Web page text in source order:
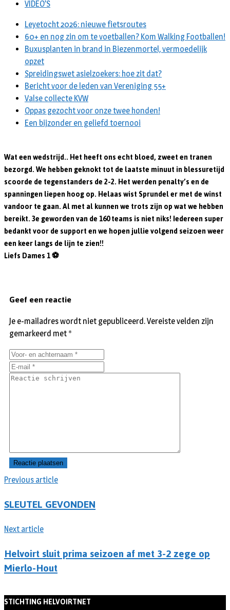
VIDEO’S
Leyetocht 2026: nieuwe fietsroutes
60+ en nog zin om te voetballen? Kom Walking Footballen!
Buxusplanten in brand in Biezenmortel, vermoedelijk
opzet
Spreidingswet asielzoekers: hoe zit dat?
Bericht voor de leden van Vereniging 55+
Valse collecte KVW
Oppas gezocht voor onze twee honden!
Een bijzonder en geliefd toernooi
Wat een wedstrijd.. Het heeft ons echt bloed, zweet en tranen
bezorgd. We hebben geknokt tot de laatste minuut in blessuretijd
scoorde de tegenstanders de 2-2. Het werden penalty’s en de
spanningen liepen hoog op. Helaas wist Sprundel er met de winst
vandoor te gaan. Al met al kunnen we trots zijn op wat we hebben
bereikt. 3e geworden van de 160 teams is niet niks! Iedereen super
bedankt voor de support en we hopen jullie volgend seizoen weer
een keer langs de lijn te zien!!
Liefs Dames 1 ⚽
Previous article
SLEUTEL GEVONDEN
Next article
Helvoirt sluit prima seizoen af met 3-2 zege op
Mierlo-Hout
Geef een reactie
Je e-mailadres wordt niet gepubliceerd.Vereiste velden zijn
gemarkeerd met *
STICHTING HELVOIRTNET